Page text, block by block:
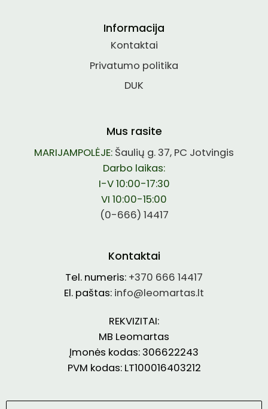
Informacija
Kontaktai
Privatumo politika
DUK
Mus rasite
MARIJAMPOLĖJE: Šaulių g. 37, PC Jotvingis
Darbo laikas:
I-V 10:00-17:30
VI 10:00-15:00
(0-666) 14417
Kontaktai
Tel. numeris: +370 666 14417
El. paštas: info@leomartas.lt
REKVIZITAI:
MB Leomartas
Įmonės kodas: 306622243
PVM kodas: LT100016403212